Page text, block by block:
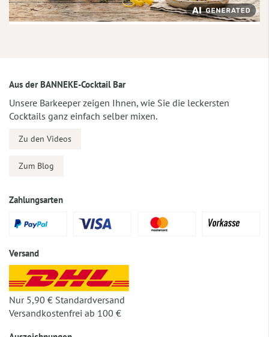
Aus der BANNEKE-Cocktail Bar
Unsere Barkeeper zeigen Ihnen, wie Sie die leckersten
Cocktails ganz einfach selber mixen.
Zu den Videos
Zum Blog
Zahlungsarten
Versand
Nur 5,90 € Standardversand
Versandkostenfrei ab 100 €